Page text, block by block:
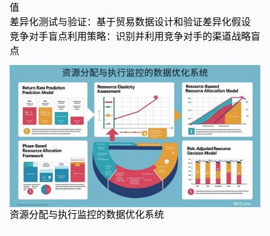
值
差异化测试与验证：基于贸易数据设计和验证差异化假设
竞争对手盲点利用策略：识别并利用竞争对手的渠道战略盲
点
资源分配与执行监控的数据优化系统